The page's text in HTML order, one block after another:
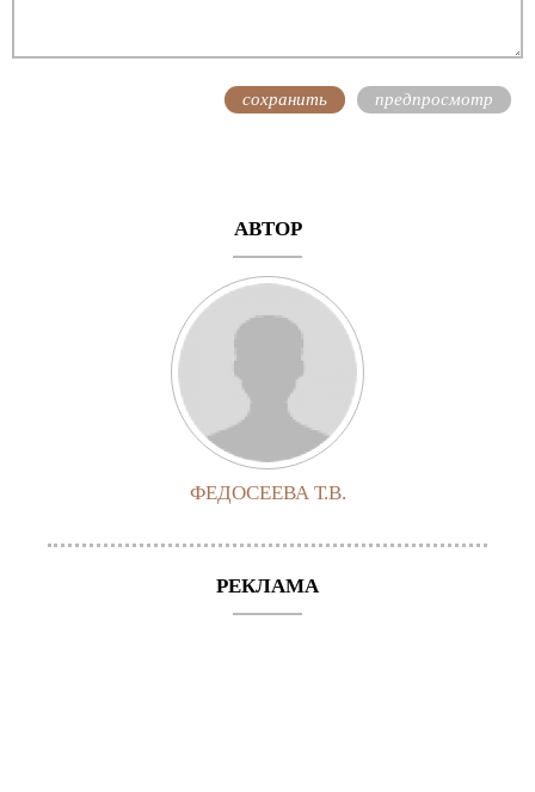
АВТОР
ФЕДОСЕЕВА Т.В.
РЕКЛАМА